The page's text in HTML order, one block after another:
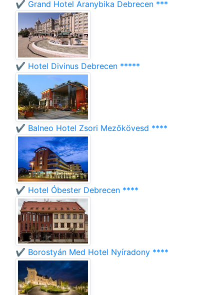
✔️ Grand Hotel Aranybika Debrecen ***
✔️ Hotel Divinus Debrecen *****
✔️ Balneo Hotel Zsori Mezőkövesd ****
✔️ Hotel Óbester Debrecen ****
✔️ Borostyán Med Hotel Nyíradony ****